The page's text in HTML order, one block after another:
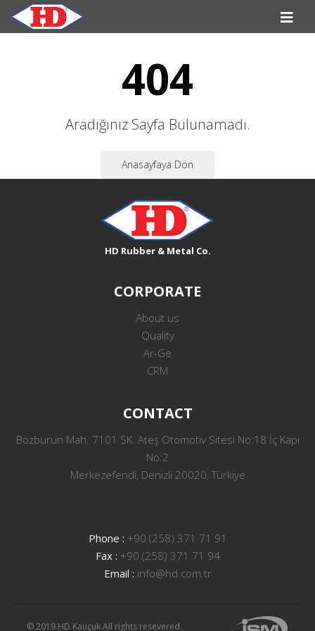
404
Aradığınız Sayfa Bulunamadı.
Anasayfaya Dön
HD Rubber & Metal Co.
CORPORATE
About us
Quality
Ar-Ge
CRM
CONTACT
Bozburun Mah. 7101 SK. Ateş Otomotiv Sitesi No:18 İç Kapı
No:2
Merkezefendi, Denizli 20020, Türkiye
Phone : +90 (258) 371 71 91
Fax : +90 (258) 371 71 94
Email : info@hd.com.tr
© 2019 HD Kauçuk All rights resevered.